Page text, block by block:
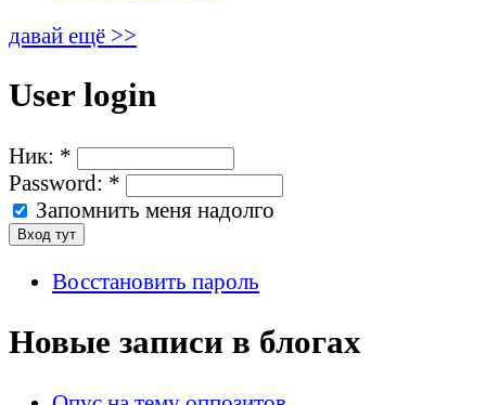
давай ещё >>
User login
Ник: *
Password: *
Запомнить меня надолго
Восстановить пароль
Новые записи в блогах